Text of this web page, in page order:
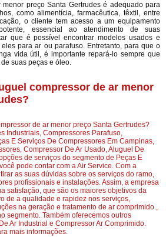
preço Santa Gertrudes é adequado para
como alimentícia, farmacêutica, têxtil, entre
o cliente tem acesso a um equipamento
essencial ao atendimento de suas
que é possível encontrar modelos usados e
para ar ou parafuso. Entretanto, para que o
vida útil, é importante repará-lo sempre que
suas peças e óleo.
compressor de ar menor
de ar menor preço Santa Gertrudes?
Industriais, Compressores Parafuso,
E Serviços De Compressores Em Campinas,
Compressor De Ar Usado, Aluguel De
de serviços do segmento de Peças E
pode contar com a Air Service. Com a
as suas dúvidas sobre os serviços do ramo,
profissionais e instalações. Assim, a empresa
satisfação, que são os maiores objetivos da
de a qualidade e rapidez nos serviços,
na geração e tratamento de ar comprimido.,
segmento. Também oferecemos outros
Ar Industrial e Compressor Ar Comprimido.
mais informações.